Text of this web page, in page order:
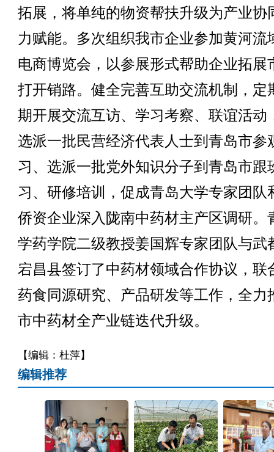
拓展，将单纯的物资帮扶升级为产业协
力赋能。多次组织我市企业参加黄河流
电商博览会，以参展形式帮助企业拓展
打开销路。健全完善互助交流机制，定
期开展交流互访、学习考察、联谊活动
选派一批民营经济代表人士到青岛市参
习、选派一批党外知识分子到青岛市跟
习、研修培训，促成青岛大学专家团队
侨资企业深入陇南中药材主产区调研。
学药学院二级教授姜国辉专家团队与武
宕昌县签订了中药材领域合作协议，联
药食同源研究、产品研发等工作，全力
市中药材全产业链迭代升级。
【编辑：杜萍】
编辑推荐